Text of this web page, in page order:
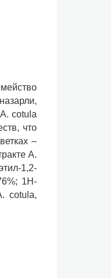
cotula
что
–
A.
1,2-
1H-
cotula,